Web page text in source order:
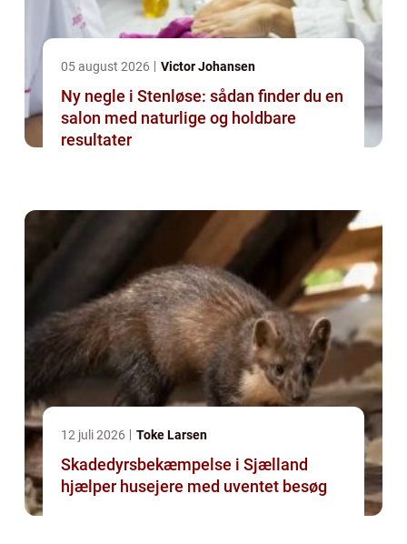
05 august 2026 Victor Johansen
Ny negle i Stenløse: sådan finder du en
salon med naturlige og holdbare
resultater
12 juli 2026 Toke Larsen
Skadedyrsbekæmpelse i Sjælland
hjælper husejere med uventet besøg